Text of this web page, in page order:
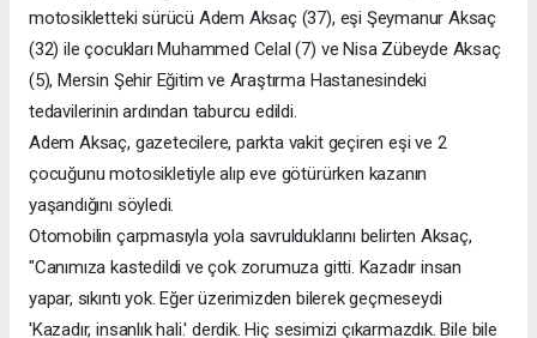
motosikletteki sürücü Adem Aksaç (37), eşi Şeymanur Aksaç
(32) ile çocukları Muhammed Celal (7) ve Nisa Zübeyde Aksaç
(5), Mersin Şehir Eğitim ve Araştırma Hastanesindeki
tedavilerinin ardından taburcu edildi.
Adem Aksaç, gazetecilere, parkta vakit geçiren eşi ve 2
çocuğunu motosikletiyle alıp eve götürürken kazanın
yaşandığını söyledi.
Otomobilin çarpmasıyla yola savrulduklarını belirten Aksaç,
"Canımıza kastedildi ve çok zorumuza gitti. Kazadır insan
yapar, sıkıntı yok. Eğer üzerimizden bilerek geçmeseydi
'Kazadır, insanlık hali.' derdik. Hiç sesimizi çıkarmazdık. Bile bile